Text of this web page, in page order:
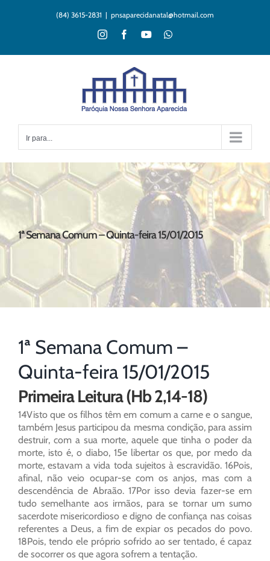
(84) 3615-2831 | pnsaparecidanatal@hotmail.com
InstagramFacebookYouTubeWhatsApp
Ir para...
1ª Semana Comum – Quinta-feira 15/01/2015
1ª Semana Comum –
Quinta-feira 15/01/2015
Primeira Leitura (Hb 2,14-18)
14Visto que os filhos têm em comum a carne e o sangue,
também Jesus participou da mesma condição, para assim
destruir, com a sua morte, aquele que tinha o poder da
morte, isto é, o diabo, 15e libertar os que, por medo da
morte, estavam a vida toda sujeitos à escravidão. 16Pois,
afinal, não veio ocupar-se com os anjos, mas com a
descendência de Abraão. 17Por isso devia fazer-se em
tudo semelhante aos irmãos, para se tornar um sumo
sacerdote misericordioso e digno de confiança nas coisas
referentes a Deus, a fim de expiar os pecados do povo.
18Pois, tendo ele próprio sofrido ao ser tentado, é capaz
de socorrer os que agora sofrem a tentação.